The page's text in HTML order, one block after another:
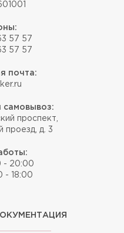
57 57
57 57
почта:
самовывоз:
проспект,
проезд, д. 3
- 20:00
- 18:00